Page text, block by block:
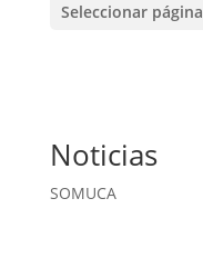
Seleccionar página
Noticias
SOMUCA